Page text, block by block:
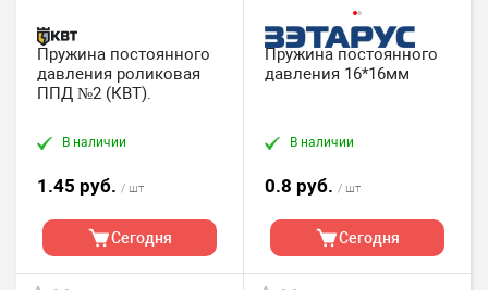
Пружина постоянного
давления роликовая
ППД №2 (КВТ).
В наличии
1.45 руб. / шт
Сегодня
Пружина постоянного
давления 16*16мм
В наличии
0.8 руб. / шт
Сегодня